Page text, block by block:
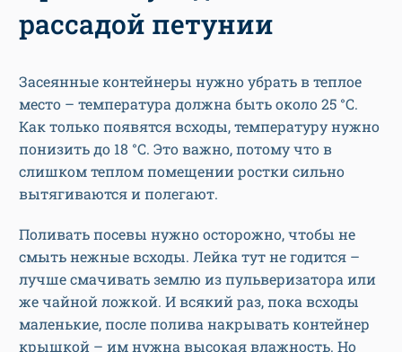
рассадой петунии
Засеянные контейнеры нужно убрать в теплое
место – температура должна быть около 25 °С.
Как только появятся всходы, температуру нужно
понизить до 18 °С. Это важно, потому что в
слишком теплом помещении ростки сильно
вытягиваются и полегают.
Поливать посевы нужно осторожно, чтобы не
смыть нежные всходы. Лейка тут не годится –
лучше смачивать землю из пульверизатора или
же чайной ложкой. И всякий раз, пока всходы
маленькие, после полива накрывать контейнер
крышкой – им нужна высокая влажность. Но